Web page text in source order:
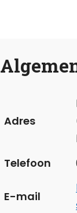
Adres
Telefoon
E-mail